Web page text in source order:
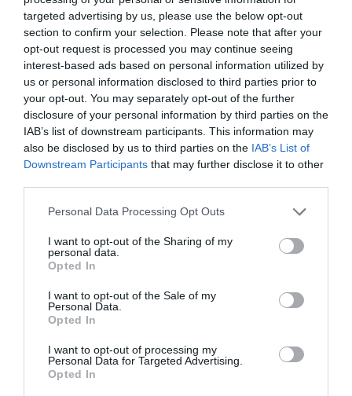
targeted advertising by us, please use the below opt-out
section to confirm your selection. Please note that after your
opt-out request is processed you may continue seeing
interest-based ads based on personal information utilized by
us or personal information disclosed to third parties prior to
your opt-out. You may separately opt-out of the further
disclosure of your personal information by third parties on the
IAB’s list of downstream participants. This information may
also be disclosed by us to third parties on the IAB’s List of
Downstream Participants that may further disclose it to other
Personal Data Processing Opt Outs
I want to opt-out of the Sharing of my
personal data.
Opted In
I want to opt-out of the Sale of my
Personal Data.
Opted In
I want to opt-out of processing my
Personal Data for Targeted Advertising.
Opted In
Diario de la corrupción sanchista. Hazte
Oír se manifiesta delante de La Mareta:
“Pedro Sánchez es un criminal”
por Redacción
Artículos anteriores
Opinión
Enormes minucias
por Eulogio López